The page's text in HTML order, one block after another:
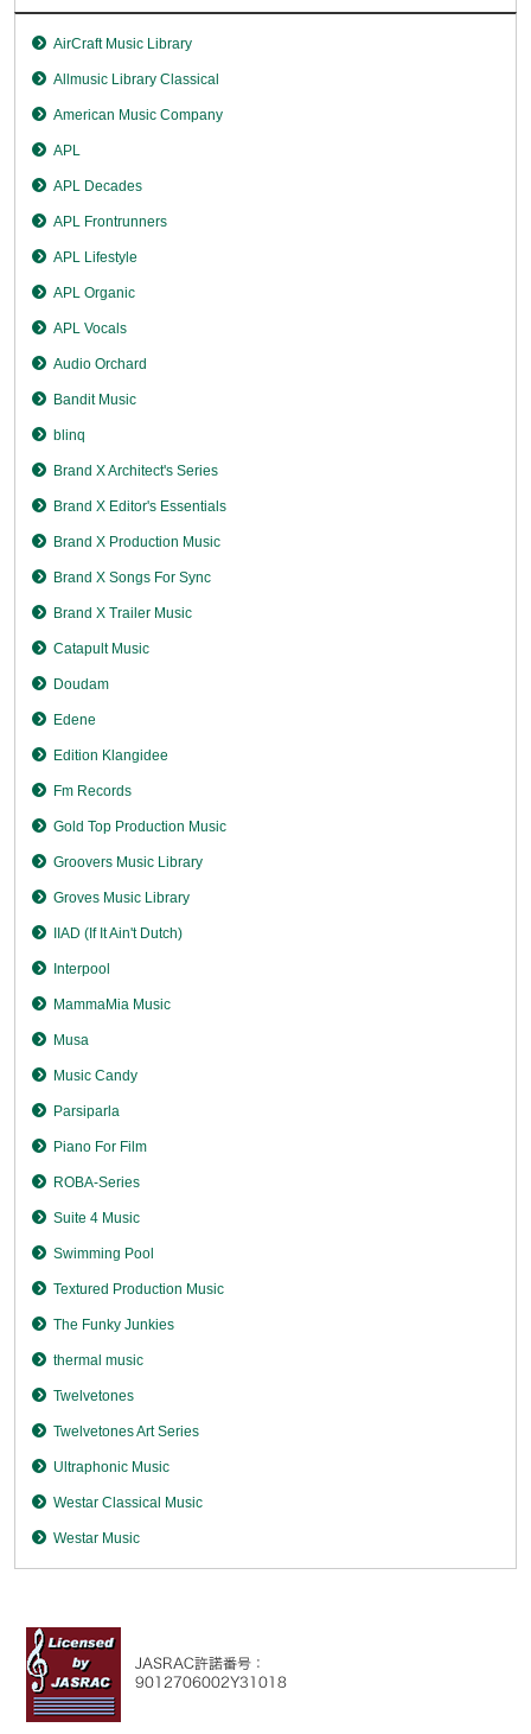
AirCraft Music Library
Allmusic Library Classical
American Music Company
APL
APL Decades
APL Frontrunners
APL Lifestyle
APL Organic
APL Vocals
Audio Orchard
Bandit Music
blinq
Brand X Architect's Series
Brand X Editor's Essentials
Brand X Production Music
Brand X Songs For Sync
Brand X Trailer Music
Catapult Music
Doudam
Edene
Edition Klangidee
Fm Records
Gold Top Production Music
Groovers Music Library
Groves Music Library
IIAD (If It Ain't Dutch)
Interpool
MammaMia Music
Musa
Music Candy
Parsiparla
Piano For Film
ROBA-Series
Suite 4 Music
Swimming Pool
Textured Production Music
The Funky Junkies
thermal music
Twelvetones
Twelvetones Art Series
Ultraphonic Music
Westar Classical Music
Westar Music